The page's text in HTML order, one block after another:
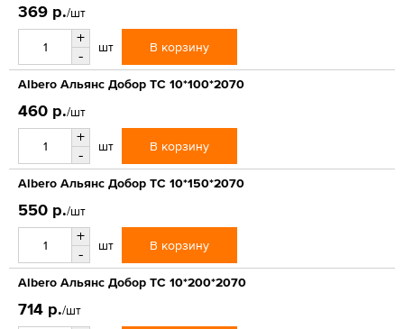
369 р./шт
+
-
шт В корзину
Albero Альянс Добор ТС 10*100*2070
460 р./шт
+
-
шт В корзину
Albero Альянс Добор ТС 10*150*2070
550 р./шт
+
-
шт В корзину
Albero Альянс Добор ТС 10*200*2070
714 р./шт